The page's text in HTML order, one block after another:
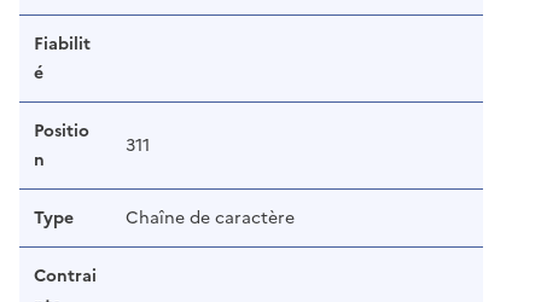
Fiabilit
é
Positio
n
311
Type Chaîne de caractère
Contrai